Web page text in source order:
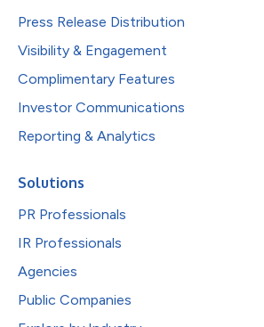
Press Release Distribution
Visibility & Engagement
Complimentary Features
Investor Communications
Reporting & Analytics
Solutions
PR Professionals
IR Professionals
Agencies
Public Companies